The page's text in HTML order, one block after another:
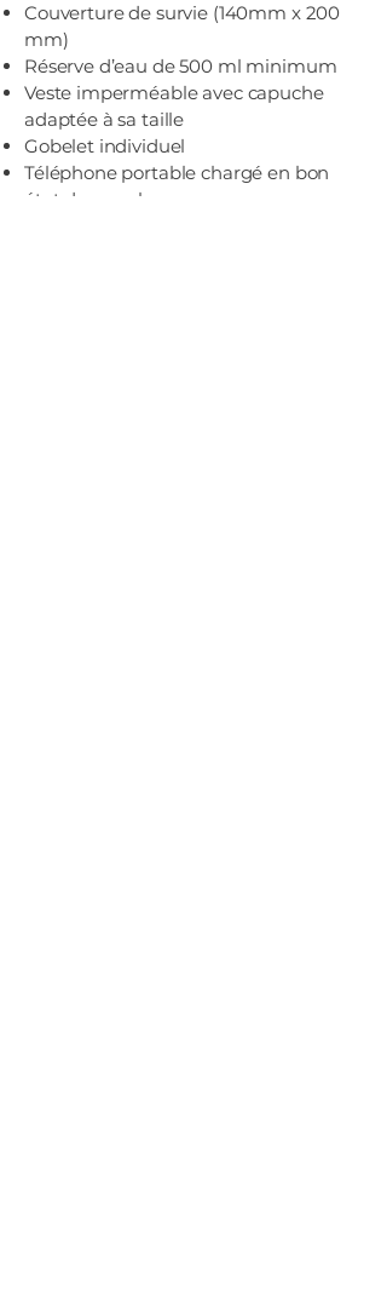
Couverture de survie (140mm x 200
mm)
Réserve d’eau de 500 ml minimum
Veste imperméable avec capuche
adaptée à sa taille
Gobelet individuel
Téléphone portable chargé en bon
état de marche